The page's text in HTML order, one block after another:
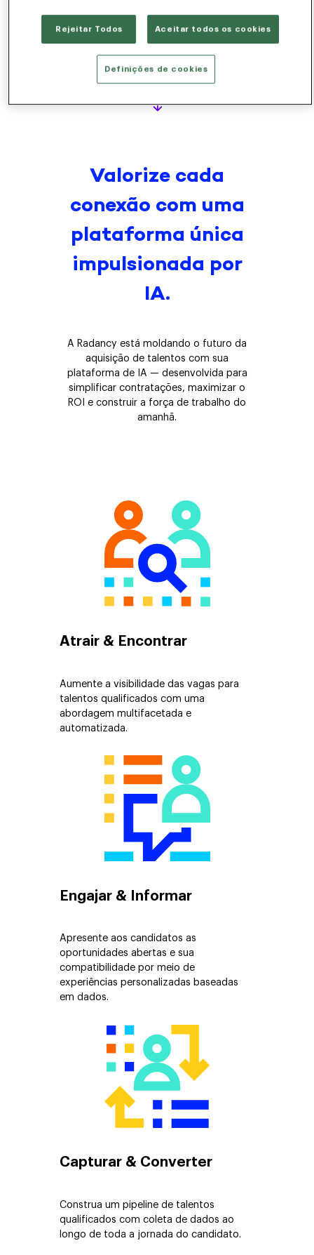
Engajamento
de ponta a
ponta
Valorize cada
conexão com uma
plataforma única
impulsionada por
IA.
A Radancy está moldando o futuro da
aquisição de talentos com sua
plataforma de IA — desenvolvida para
simplificar contratações, maximizar o
ROI e construir a força de trabalho do
amanhã.
Atrair & Encontrar
Aumente a visibilidade das vagas para
talentos qualificados com uma
abordagem multifacetada e
automatizada.
Engajar & Informar
Apresente aos candidatos as
oportunidades abertas e sua
compatibilidade por meio de
experiências personalizadas baseadas
em dados.
Capturar & Converter
Construa um pipeline de talentos
qualificados com coleta de dados ao
longo de toda a jornada do candidato.
Rejeitar Todos Aceitar todos os cookies
Definições de cookies